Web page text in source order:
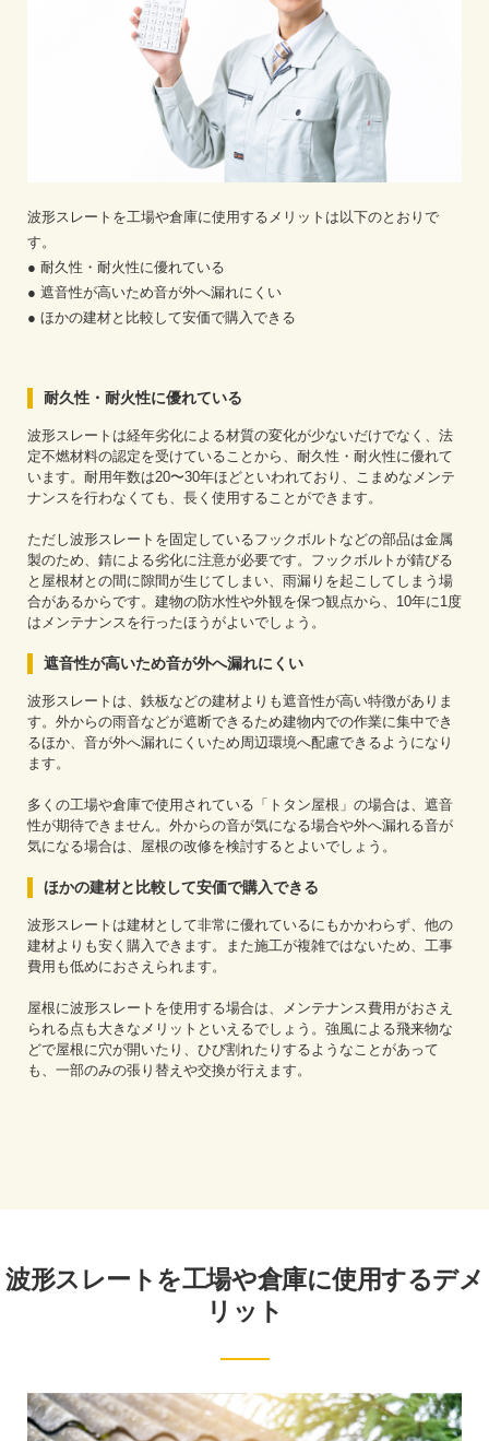
波形スレートを工場や倉庫に使用するメリットは以下のとおりで
す。
● 耐久性・耐火性に優れている
● 遮音性が高いため音が外へ漏れにくい
● ほかの建材と比較して安価で購入できる
耐久性・耐火性に優れている
波形スレートは経年劣化による材質の変化が少ないだけでなく、法
定不燃材料の認定を受けていることから、耐久性・耐火性に優れて
います。耐用年数は20〜30年ほどといわれており、こまめなメンテ
ナンスを行わなくても、長く使用することができます。
ただし波形スレートを固定しているフックボルトなどの部品は金属
製のため、錆による劣化に注意が必要です。フックボルトが錆びる
と屋根材との間に隙間が生じてしまい、雨漏りを起こしてしまう場
合があるからです。建物の防水性や外観を保つ観点から、10年に1度
はメンテナンスを行ったほうがよいでしょう。
遮音性が高いため音が外へ漏れにくい
波形スレートは、鉄板などの建材よりも遮音性が高い特徴がありま
す。外からの雨音などが遮断できるため建物内での作業に集中でき
るほか、音が外へ漏れにくいため周辺環境へ配慮できるようになり
ます。
多くの工場や倉庫で使用されている「トタン屋根」の場合は、遮音
性が期待できません。外からの音が気になる場合や外へ漏れる音が
気になる場合は、屋根の改修を検討するとよいでしょう。
ほかの建材と比較して安価で購入できる
波形スレートは建材として非常に優れているにもかかわらず、他の
建材よりも安く購入できます。また施工が複雑ではないため、工事
費用も低めにおさえられます。
屋根に波形スレートを使用する場合は、メンテナンス費用がおさえ
られる点も大きなメリットといえるでしょう。強風による飛来物な
どで屋根に穴が開いたり、ひび割れたりするようなことがあって
も、一部のみの張り替えや交換が行えます。
波形スレートを工場や倉庫に使用するデメ
リット